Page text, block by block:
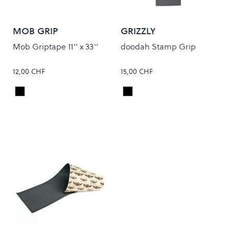
MOB GRIP
Mob Griptape 11'' x 33''
12,00 CHF
Colour
Black
GRIZZLY
doodah Stamp Grip
15,00 CHF
Colour
Black